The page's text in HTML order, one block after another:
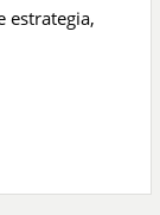
estrategia,